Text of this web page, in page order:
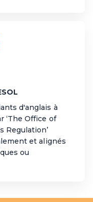
d'anglais à
‘The Office of
Regulation’
et alignés
ou